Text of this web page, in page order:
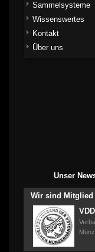
Sammelsysteme
Wissenswertes
Kontakt
Über uns
Unser
Wir sind Mitglied